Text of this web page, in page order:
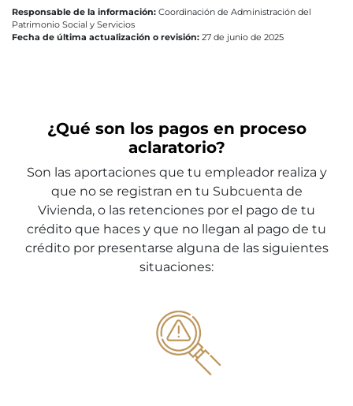
Responsable de la información: Coordinación de Administración del
Patrimonio Social y Servicios
Fecha de última actualización o revisión: 27 de junio de 2025
¿Qué son los pagos en proceso
aclaratorio?
Son las aportaciones que tu empleador realiza y
que no se registran en tu Subcuenta de
Vivienda, o las retenciones por el pago de tu
crédito que haces y que no llegan al pago de tu
crédito por presentarse alguna de las siguientes
situaciones: